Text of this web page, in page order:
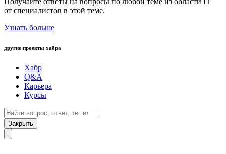
от специалистов в этой теме.
Узнать больше
другие проекты хабра
Хабр
Q&A
Карьера
Курсы
Закрыть